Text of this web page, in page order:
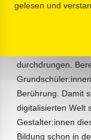
Unsere
durchdrungen.
Berührung. Damit
digitalisierten Welt
Gestalter:innen
Bildung schon in
gelesen und